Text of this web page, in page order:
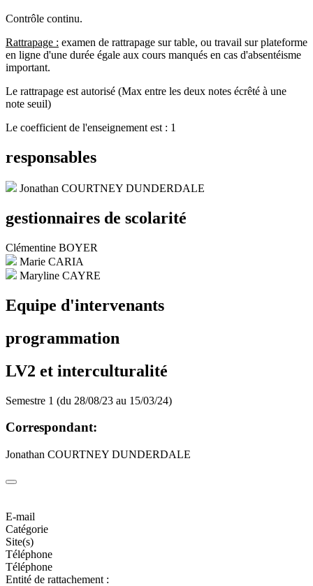
Contrôle continu.
Rattrapage : examen de rattrapage sur table, ou travail sur plateforme
en ligne d'une durée égale aux cours manqués en cas d'absentéisme
important.
Le rattrapage est autorisé (Max entre les deux notes écrêté à une
note seuil)
Le coefficient de l'enseignement est : 1
responsables
Jonathan COURTNEY DUNDERDALE
gestionnaires de scolarité
Clémentine BOYER
Marie CARIA
Maryline CAYRE
Equipe d'intervenants
programmation
LV2 et interculturalité
Semestre 1 (du 28/08/23 au 15/03/24)
Correspondant:
Jonathan COURTNEY DUNDERDALE
E-mail
Catégorie
Site(s)
Téléphone
Téléphone
Entité de rattachement :